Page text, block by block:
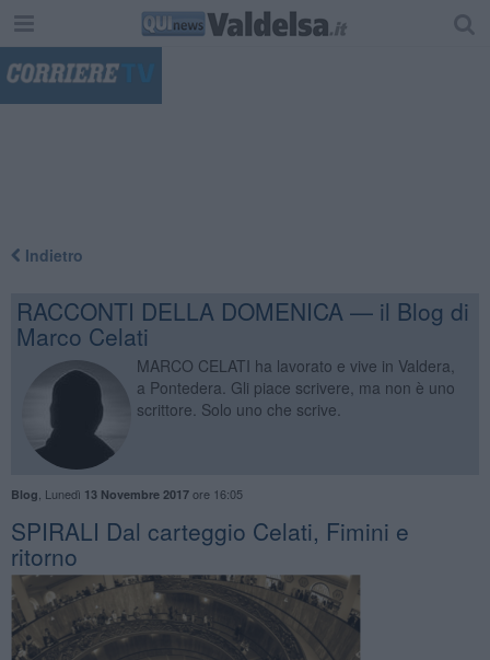
Indietro
RACCONTI DELLA DOMENICA — il Blog di
Marco Celati
MARCO CELATI ha lavorato e vive in Valdera,
a Pontedera. Gli piace scrivere, ma non è uno
scrittore. Solo uno che scrive.
Blog Lunedì 13 Novembre 2017ore 16:05
SPIRALI Dal carteggio Celati, Fimini e
ritorno